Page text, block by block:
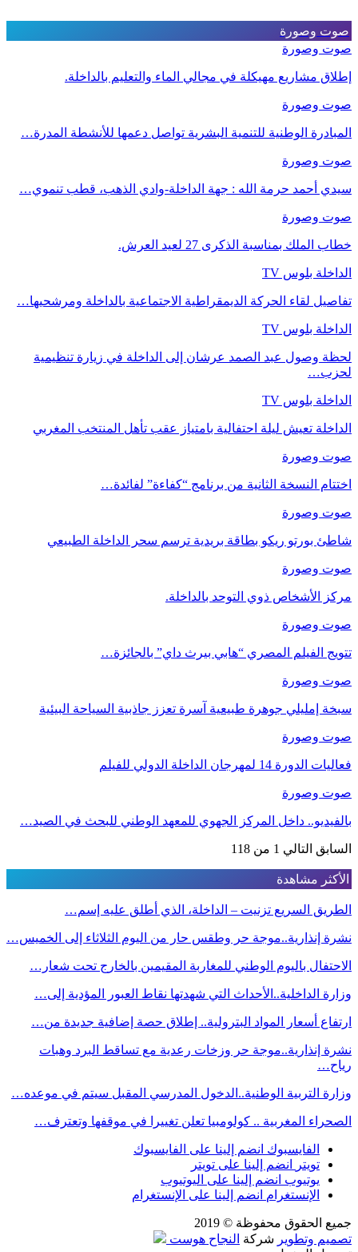
صوت وصورة
صوت وصورة
إطلاق مشاريع مهيكلة في مجالي الماء والتعليم بالداخلة.
صوت وصورة
المبادرة الوطنية للتنمية البشرية تواصل دعمها للأنشطة المدرة…
صوت وصورة
سيدي أحمد حرمة الله : جهة الداخلة-وادي الذهب، قطب تنموي…
صوت وصورة
خطاب الملك بمناسبة الذكرى 27 لعيد العرش.
الداخلة بلوس TV
تفاصيل لقاء الحركة الديمقراطية الاجتماعية بالداخلة ومرشحيها…
الداخلة بلوس TV
لحظة وصول عبد الصمد عرشان إلى الداخلة في زيارة تنظيمية
لحزب…
الداخلة بلوس TV
الداخلة تعيش ليلة احتفالية بامتياز عقب تأهل المنتخب المغربي
صوت وصورة
اختتام النسخة الثانية من برنامج “كفاءة” لفائدة…
صوت وصورة
شاطئ بورتو ريكو بطاقة بريدية ترسم سحر الداخلة الطبيعي
صوت وصورة
مركز الأشخاص ذوي التوحد بالداخلة.
صوت وصورة
تتويج الفيلم المصري “هابي بيرث داي” بالجائزة…
صوت وصورة
سبخة إمليلي جوهرة طبيعية آسرة تعزز جاذبية السياحة البيئية
صوت وصورة
فعاليات الدورة 14 لمهرجان الداخلة الدولي للفيلم
صوت وصورة
بالفيديو.. داخل المركز الجهوي للمعهد الوطني للبحث في الصيد…
السابق التالي 1 من 118
الأكثر مشاهدة
الطريق السريع تزنيت – الداخلة، الذي أطلق عليه إسم…
نشرة إنذارية..موجة حر وطقس حار من اليوم الثلاثاء إلى الخميس…
الاحتفال باليوم الوطني للمغاربة المقيمين بالخارج تحت شعار…
وزارة الداخلية..الأحداث التي شهدتها نقاط العبور المؤدية إلى…
ارتفاع أسعار المواد البترولية.. إطلاق حصة إضافية جديدة من…
نشرة إنذارية..موجة حر وزخات رعدية مع تساقط البرد وهبات
رياح…
وزارة التربية الوطنية..الدخول المدرسي المقبل سیتم في موعده…
الصحراء المغربية .. كولومبيا تعلن تغييرا في موقفها وتعترف…
الفايسبوك انضم إلينا على الفايسبوك
تويتر
انضم إلينا على تويتر
يوتيوب انضم إلينا على اليوتيوب
الإنستغرام انضم إلينا على الإنستغرام
جميع الحقوق محفوظة © 2019
تصميم وتطوير شركة النجاح هوست